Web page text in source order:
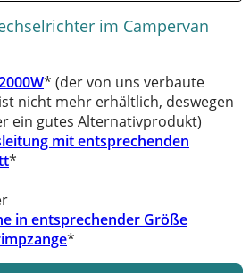
im Campervan
* (der von uns verbaute
nicht mehr erhältlich, deswegen
ein gutes Alternativprodukt)
mit entsprechenden
*
in entsprechender Größe
*